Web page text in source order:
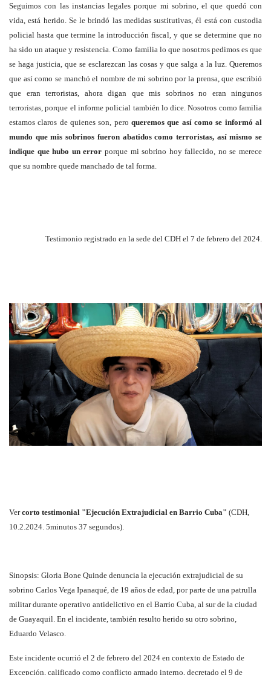
Seguimos con las instancias legales porque mi sobrino, el que quedó con
vida, está herido. Se le brindó las medidas sustitutivas, él está con custodia
policial hasta que termine la introducción fiscal, y que se determine que no
ha sido un ataque y resistencia. Como familia lo que nosotros pedimos es que
se haga justicia, que se esclarezcan las cosas y que salga a la luz. Queremos
que así como se manchó el nombre de mi sobrino por la prensa, que escribió
que eran terroristas, ahora digan que mis sobrinos no eran ningunos
terroristas, porque el informe policial también lo dice. Nosotros como familia
estamos claros de quienes son, pero queremos que así como se informó al
mundo que mis sobrinos fueron abatidos como terroristas, así mismo se
indique que hubo un error porque mi sobrino hoy fallecido, no se merece
que su nombre quede manchado de tal forma.
Testimonio registrado en la sede del CDH el 7 de febrero del 2024.
Vercorto testimonial "Ejecución Extrajudicial en Barrio Cuba" (CDH,
10.2.2024. 5minutos 37 segundos).
Sinopsis: Gloria Bone Quinde denuncia la ejecución extrajudicial de su
sobrino Carlos Vega Ipanaqué, de 19 años de edad, por parte de una patrulla
militar durante operativo antidelictivo en el Barrio Cuba, al sur de la ciudad
de Guayaquil. En el incidente, también resulto herido su otro sobrino,
Eduardo Velasco.
Este incidente ocurrió el 2 de febrero del 2024 en contexto de Estado de
Excepción, calificado como conflicto armado interno, decretado el 9 de